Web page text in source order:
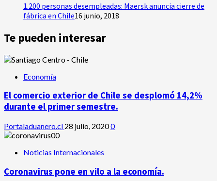
1.200 personas desempleadas: Maersk anuncia cierre de
fábrica en Chile16 junio, 2018
Te pueden interesar
Economía
El comercio exterior de Chile se desplomó 14,2%
durante el primer semestre.
Portaladuanero.cl 28 julio, 20200
Noticias Internacionales
Coronavirus pone en vilo a la economía.